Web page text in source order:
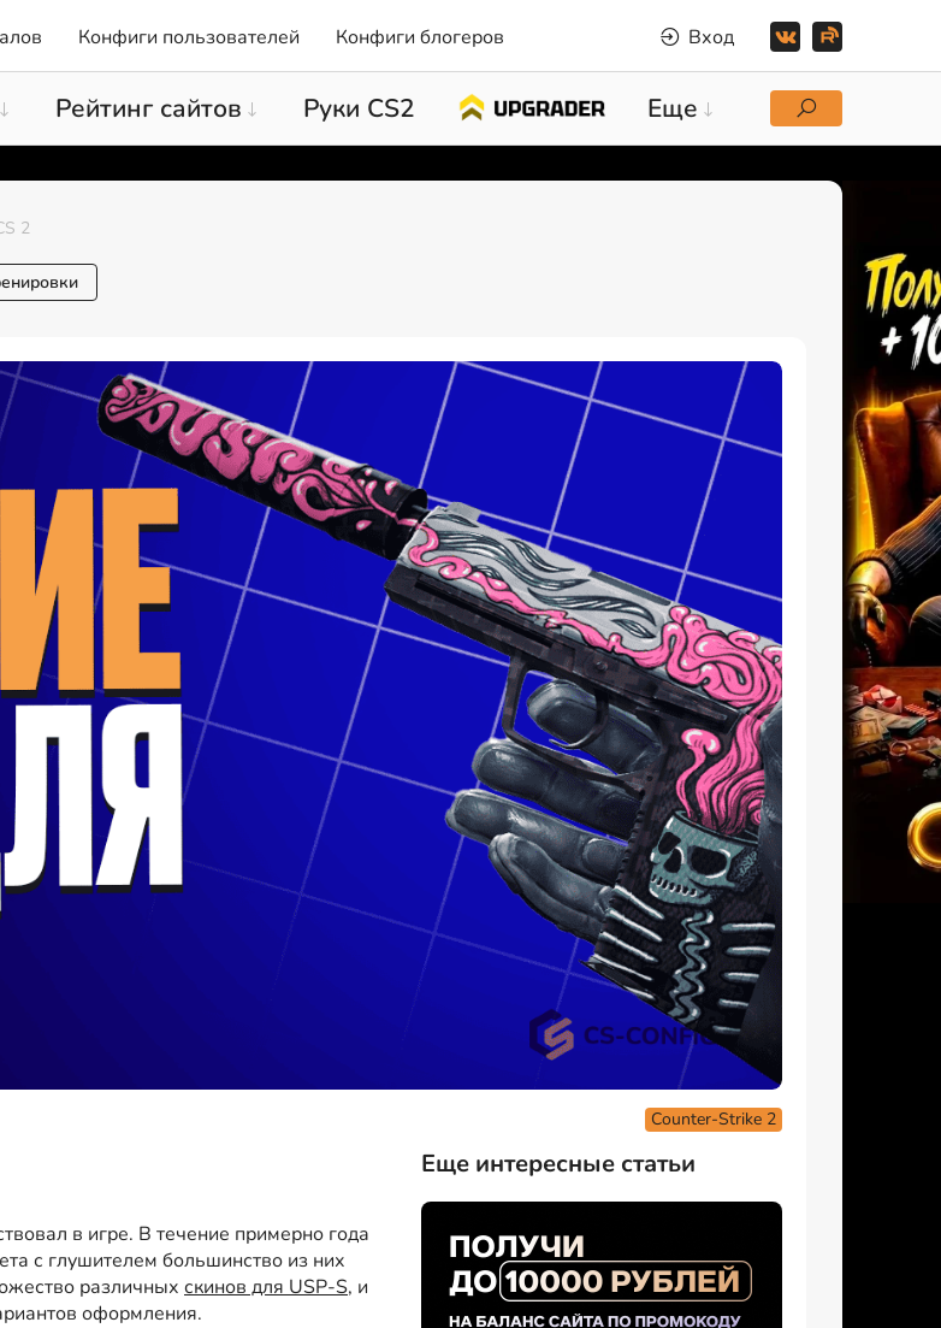
Конфиги пользователей Конфиги блогеров Вход
Рейтинг сайтов Руки CS2 Еще
2
Counter-Strike 2
в игре. В течение примерно года
с глушителем большинство из них
различных скинов для USP-S, и
оформления.
Еще интересные статьи